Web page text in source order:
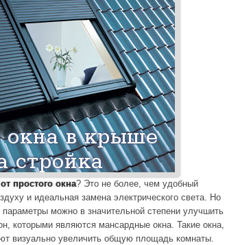
простого окна? Это не более, чем удобный
и идеальная замена электрического света. Но
можно в значительной степени улучшить
которыми являются мансардные окна. Такие окна,
визуально увеличить общую площадь комнаты.